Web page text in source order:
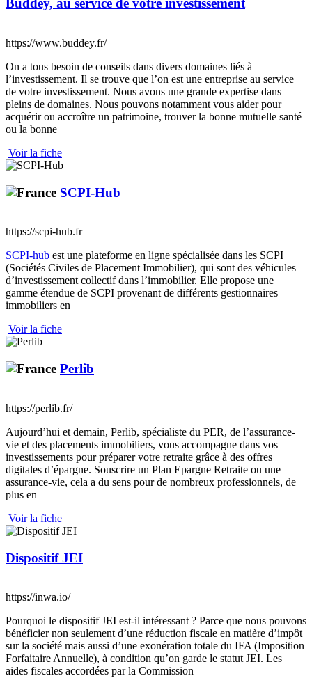
Buddey, au service de votre investissement
https://www.buddey.fr/
On a tous besoin de conseils dans divers domaines liés à
l’investissement. Il se trouve que l’on est une entreprise au service
de votre investissement. Nous avons une grande expertise dans
pleins de domaines. Nous pouvons notamment vous aider pour
acquérir ou accroître un patrimoine, trouver la bonne mutuelle santé
ou la bonne
Voir la fiche
SCPI-Hub
https://scpi-hub.fr
SCPI-hub est une plateforme en ligne spécialisée dans les SCPI
(Sociétés Civiles de Placement Immobilier), qui sont des véhicules
d’investissement collectif dans l’immobilier. Elle propose une
gamme étendue de SCPI provenant de différents gestionnaires
immobiliers en
Voir la fiche
Perlib
https://perlib.fr/
Aujourd’hui et demain, Perlib, spécialiste du PER, de l’assurance-
vie et des placements immobiliers, vous accompagne dans vos
investissements pour préparer votre retraite grâce à des offres
digitales d’épargne. Souscrire un Plan Epargne Retraite ou une
assurance-vie, cela a du sens pour de nombreux professionnels, de
plus en
Voir la fiche
Dispositif JEI
https://inwa.io/
Pourquoi le dispositif JEI est-il intéressant ? Parce que nous pouvons
bénéficier non seulement d’une réduction fiscale en matière d’impôt
sur la société mais aussi d’une exonération totale du IFA (Imposition
Forfaitaire Annuelle), à condition qu’on garde le statut JEI. Les
aides fiscales accordées par la Commission